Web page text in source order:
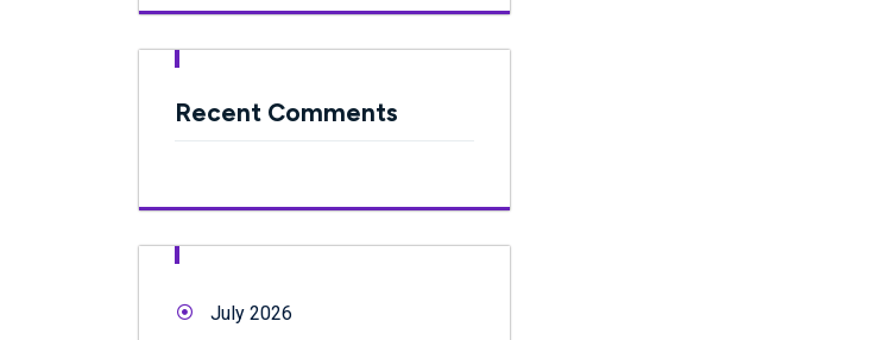
Recent Comments
July 2026